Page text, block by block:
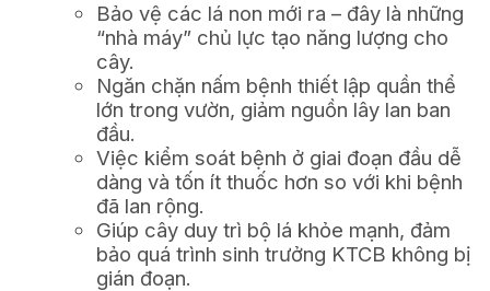
Bảo vệ các lá non mới ra – đây là những
“nhà máy” chủ lực tạo năng lượng cho
cây.
Ngăn chặn nấm bệnh thiết lập quần thể
lớn trong vườn, giảm nguồn lây lan ban
đầu.
Việc kiểm soát bệnh ở giai đoạn đầu dễ
dàng và tốn ít thuốc hơn so với khi bệnh
đã lan rộng.
Giúp cây duy trì bộ lá khỏe mạnh, đảm
bảo quá trình sinh trưởng KTCB không bị
gián đoạn.